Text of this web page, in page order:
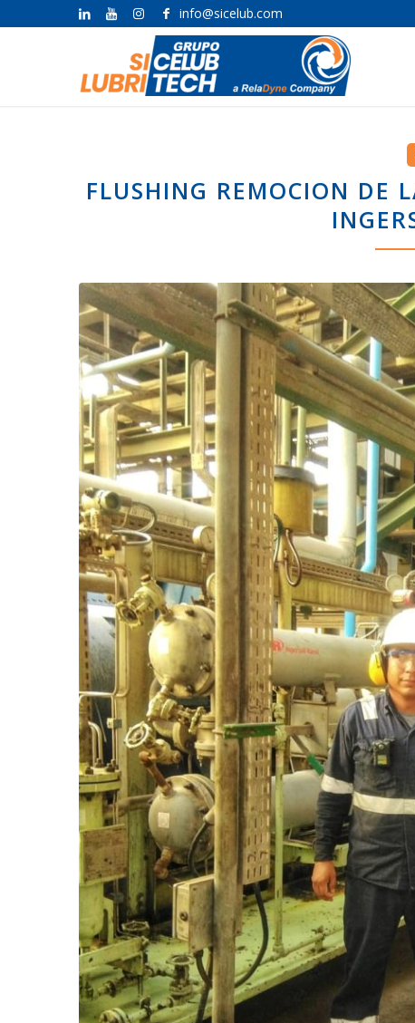
info@sicelub.com
FLUSHING REMOCION DE